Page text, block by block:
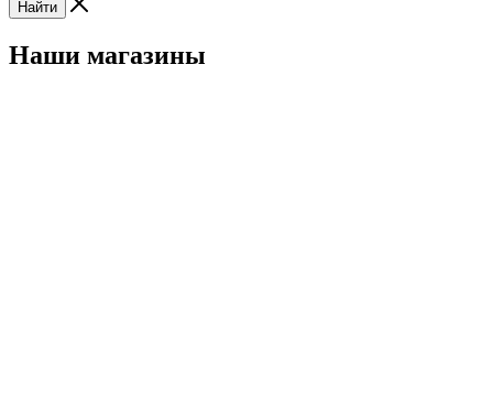
Найти
Наши магазины